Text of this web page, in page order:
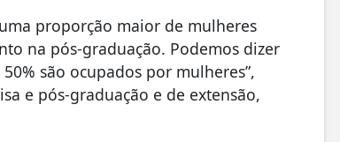
proporção maior de mulheres
na pós-graduação. Podemos dizer
são ocupados por mulheres”,
e pós-graduação e de extensão,